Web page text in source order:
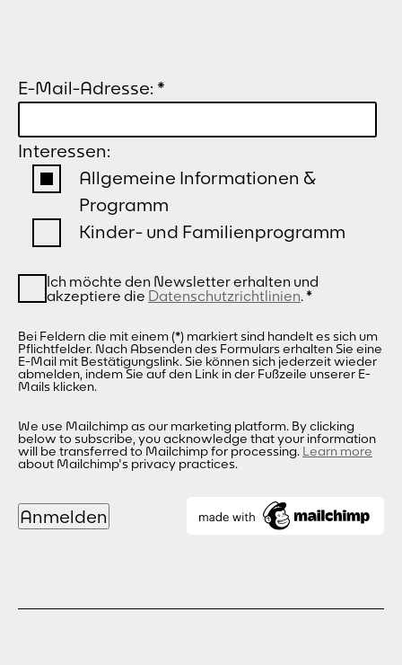
E-Mail-Adresse: *
Interessen:
Allgemeine Informationen &
Programm
Kinder- und Familienprogramm
Ich möchte den Newsletter erhalten und
akzeptiere die Datenschutzrichtlinien.*
Bei Feldern die mit einem (*) markiert sind handelt es sich um
Pflichtfelder. Nach Absenden des Formulars erhalten Sie eine
E-Mail mit Bestätigungslink. Sie können sich jederzeit wieder
abmelden, indem Sie auf den Link in der Fußzeile unserer E-
Mails klicken.
We use Mailchimp as our marketing platform. By clicking
below to subscribe, you acknowledge that your information
will be transferred to Mailchimp for processing. Learn more
about Mailchimp's privacy practices.